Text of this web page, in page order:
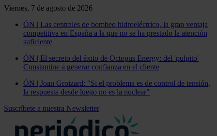
Viernes, 7 de agosto de 2026
ÓN | Las centrales de bombeo hidroeléctrico, la gran ventaja
competitiva en España a la que no se ha prestado la atención
suficiente
ÓN | El secreto del éxito de Octopus Energy: del 'pulpito'
Constantine a generar confianza en el cliente
ÓN | Joan Groizard: "Si el problema es de control de tensión,
la respuesta desde luego no es la nuclear"
Suscríbete a nuestra Newsletter